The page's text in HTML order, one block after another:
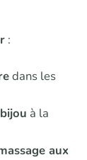
:
dans les
à la
aux